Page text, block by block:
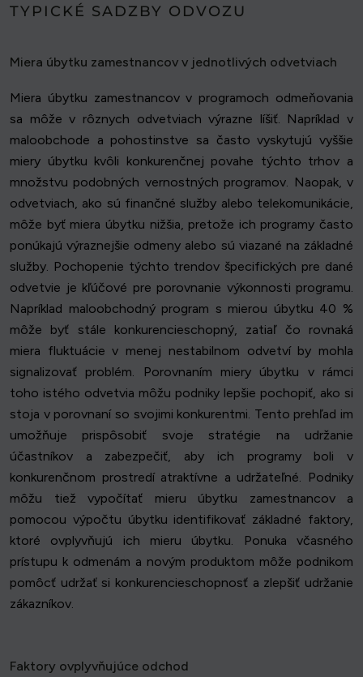
TYPICKÉ SADZBY ODVOZU
Miera úbytku zamestnancov v jednotlivých odvetviach
Miera úbytku zamestnancov v programoch odmeňovania
sa môže v rôznych odvetviach výrazne líšiť. Napríklad v
maloobchode a pohostinstve sa často vyskytujú vyššie
miery úbytku kvôli konkurenčnej povahe týchto trhov a
množstvu podobných vernostných programov. Naopak, v
odvetviach, ako sú finančné služby alebo telekomunikácie,
môže byť miera úbytku nižšia, pretože ich programy často
ponúkajú výraznejšie odmeny alebo sú viazané na základné
služby. Pochopenie týchto trendov špecifických pre dané
odvetvie je kľúčové pre porovnanie výkonnosti programu.
Napríklad maloobchodný program s mierou úbytku 40 %
môže byť stále konkurencieschopný, zatiaľ čo rovnaká
miera fluktuácie v menej nestabilnom odvetví by mohla
signalizovať problém. Porovnaním miery úbytku v rámci
toho istého odvetvia môžu podniky lepšie pochopiť, ako si
stoja v porovnaní so svojimi konkurentmi. Tento prehľad im
umožňuje prispôsobiť svoje stratégie na udržanie
účastníkov a zabezpečiť, aby ich programy boli v
konkurenčnom prostredí atraktívne a udržateľné. Podniky
môžu tiež vypočítať mieru úbytku zamestnancov a
pomocou výpočtu úbytku identifikovať základné faktory,
ktoré ovplyvňujú ich mieru úbytku. Ponuka včasného
prístupu k odmenám a novým produktom môže podnikom
pomôcť udržať si konkurencieschopnosť a zlepšiť udržanie
zákazníkov.
Faktory ovplyvňujúce odchod